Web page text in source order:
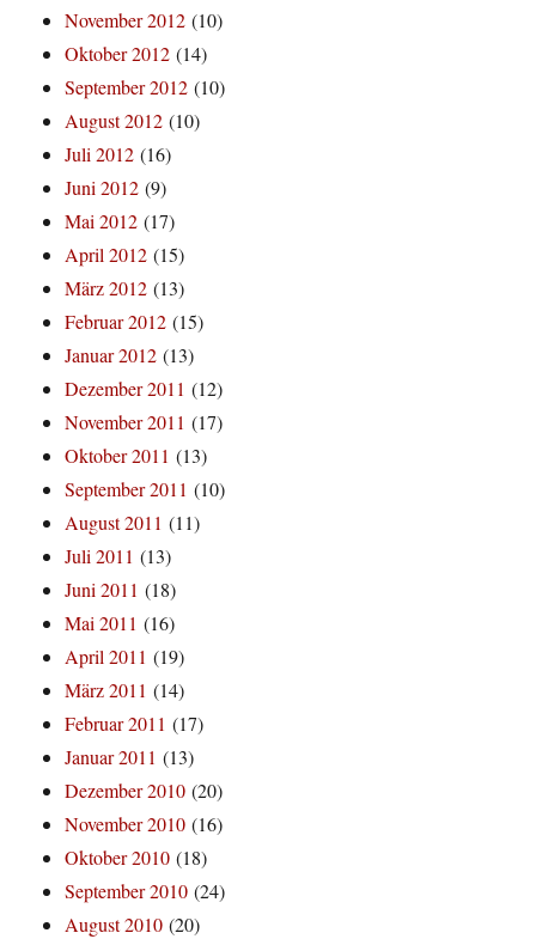
November 2012 (10)
Oktober 2012 (14)
September 2012 (10)
August 2012 (10)
Juli 2012 (16)
Juni 2012 (9)
Mai 2012 (17)
April 2012 (15)
März 2012 (13)
Februar 2012 (15)
Januar 2012 (13)
Dezember 2011 (12)
November 2011 (17)
Oktober 2011 (13)
September 2011 (10)
August 2011 (11)
Juli 2011 (13)
Juni 2011 (18)
Mai 2011 (16)
April 2011 (19)
März 2011 (14)
Februar 2011 (17)
Januar 2011 (13)
Dezember 2010 (20)
November 2010 (16)
Oktober 2010 (18)
September 2010 (24)
August 2010 (20)